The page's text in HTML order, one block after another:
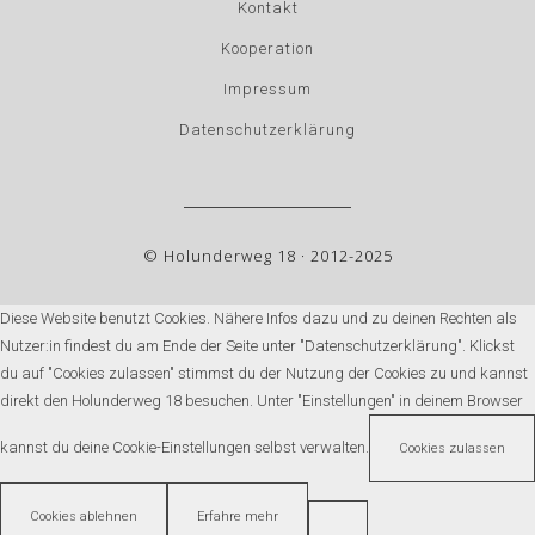
Kontakt
Kooperation
Impressum
Datenschutzerklärung
© Holunderweg 18 · 2012-2025
Diese Website benutzt Cookies. Nähere Infos dazu und zu deinen Rechten als
Nutzer:in findest du am Ende der Seite unter "Datenschutzerklärung". Klickst
du auf "Cookies zulassen" stimmst du der Nutzung der Cookies zu und kannst
direkt den Holunderweg 18 besuchen. Unter "Einstellungen" in deinem Browser
kannst du deine Cookie-Einstellungen selbst verwalten. Cookies zulassen
Cookies ablehnen Erfahre mehr